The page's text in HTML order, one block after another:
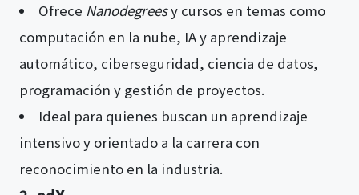
Ofrece Nanodegreesy cursos en temas como
computación en la nube, IA y aprendizaje
automático, ciberseguridad, ciencia de datos,
programación y gestión de proyectos.
Ideal para quienes buscan un aprendizaje
intensivo y orientado a la carrera con
reconocimiento en la industria​​.